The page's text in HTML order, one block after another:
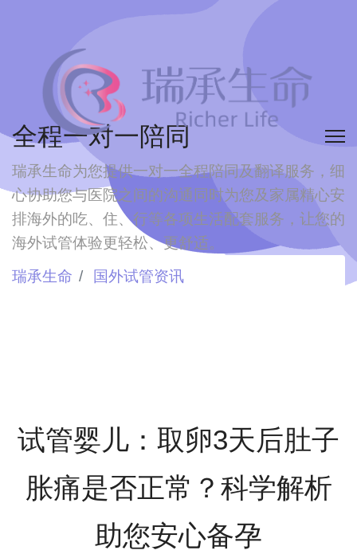
全程一对一陪同
瑞承生命为您提供一对一全程陪同及翻译服务，细
心协助您与医院之间的沟通 同时为您及家属精心安
排海外的吃、住、行等各项生活配套服务，让您的
海外试管体验更轻松、更舒适。
瑞承生命
国外试管资讯
试管婴儿：取卵3天后肚子
胀痛是否正常？科学解析
助您安心备孕